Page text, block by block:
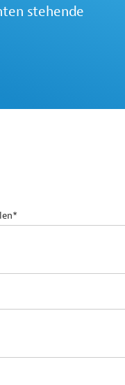
stehende